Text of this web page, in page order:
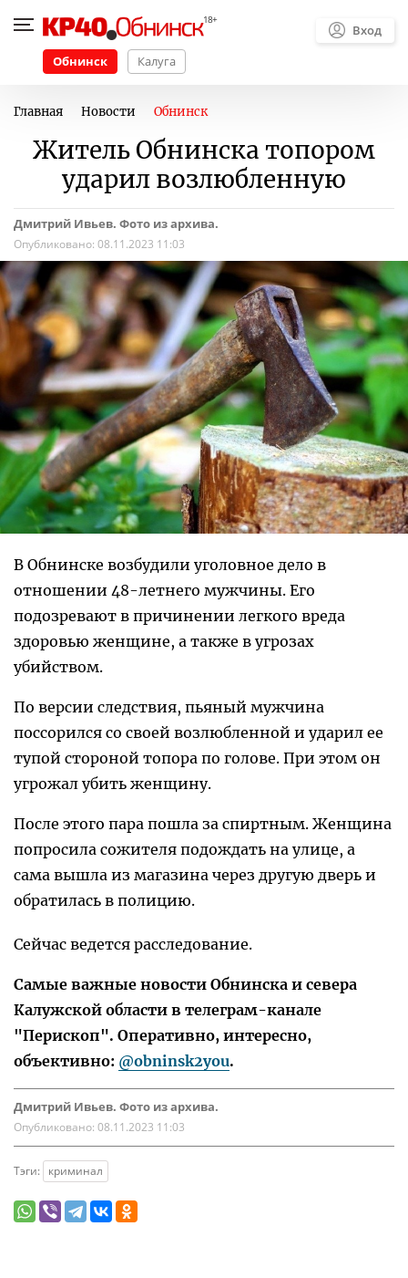
Обнинск Калуга
Вход
Главная Новости Обнинск
Житель Обнинска топором
ударил возлюбленную
Дмитрий Ивьев. Фото из архива.
Опубликовано: 08.11.2023 11:03
В Обнинске возбудили уголовное дело в
отношении 48-летнего мужчины. Его
подозревают в причинении легкого вреда
здоровью женщине, а также в угрозах
убийством.
По версии следствия, пьяный мужчина
поссорился со своей возлюбленной и ударил ее
тупой стороной топора по голове. При этом он
угрожал убить женщину.
После этого пара пошла за спиртным. Женщина
попросила сожителя подождать на улице, а
сама вышла из магазина через другую дверь и
обратилась в полицию.
Сейчас ведется расследование.
Самые важные новости Обнинска и севера
Калужской области в телеграм-канале
"Перископ". Оперативно, интересно,
объективно: @obninsk2you.
Дмитрий Ивьев. Фото из архива.
Опубликовано: 08.11.2023 11:03
Тэги: криминал